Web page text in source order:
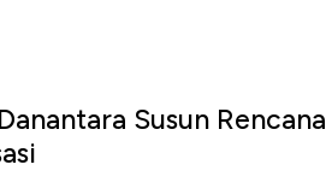
Susun Rencana